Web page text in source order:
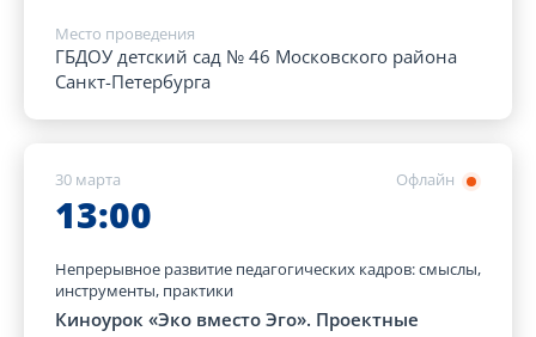
Место проведения
ГБДОУ детский сад № 46 Московского района
Санкт-Петербурга
Офлайн
30 марта
13:00
Непрерывное развитие педагогических кадров: смыслы,
инструменты, практики
Киноурок «Эко вместо Эго». Проектные